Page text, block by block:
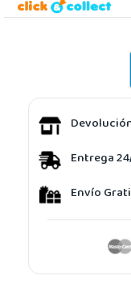
Entrega
Envío